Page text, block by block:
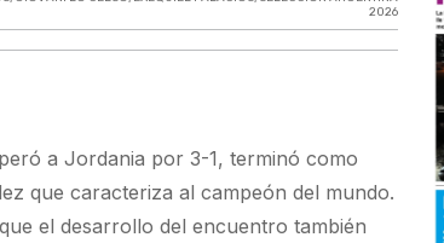
2026
a Jordania por 3-1, terminó como
que caracteriza al campeón del mundo.
el desarrollo del encuentro también